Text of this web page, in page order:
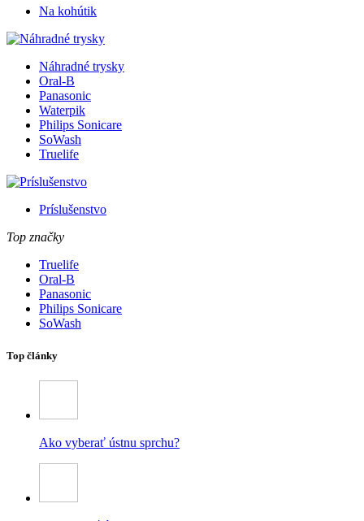
Na kohútik
Náhradné trysky
Oral-B
Panasonic
Waterpik
Philips Sonicare
SoWash
Truelife
Príslušenstvo
Top značky
Truelife
Oral-B
Panasonic
Philips Sonicare
SoWash
Top články
Ako vyberať ústnu sprchu?